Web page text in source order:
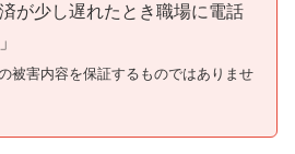
が少し遅れたとき職場に電話
被害内容を保証するものではありませ